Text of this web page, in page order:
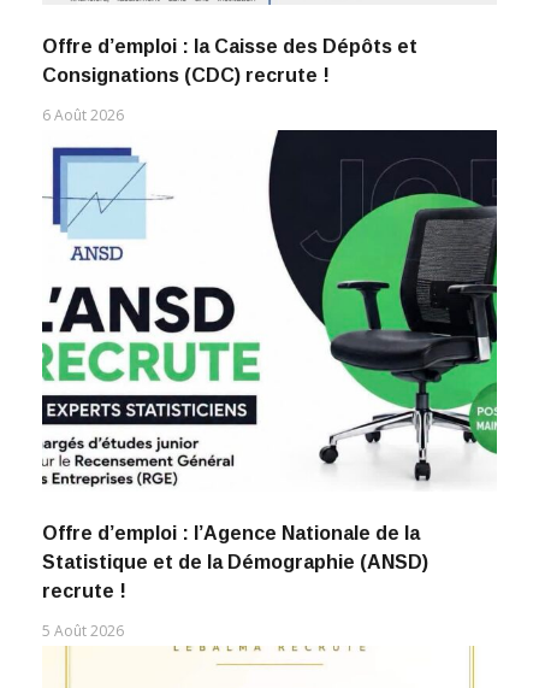
Offre d’emploi : la Caisse des Dépôts et
Consignations (CDC) recrute !
6 Août 2026
Offre d’emploi : l’Agence Nationale de la
Statistique et de la Démographie (ANSD)
recrute !
5 Août 2026